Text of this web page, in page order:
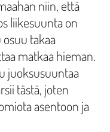
niin, että
liikesuunta on
takaa
matkaa hieman.
juoksusuuntaa
tästä, joten
asentoon ja